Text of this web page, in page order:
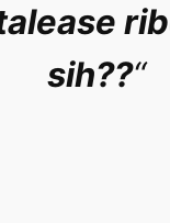
sih??“